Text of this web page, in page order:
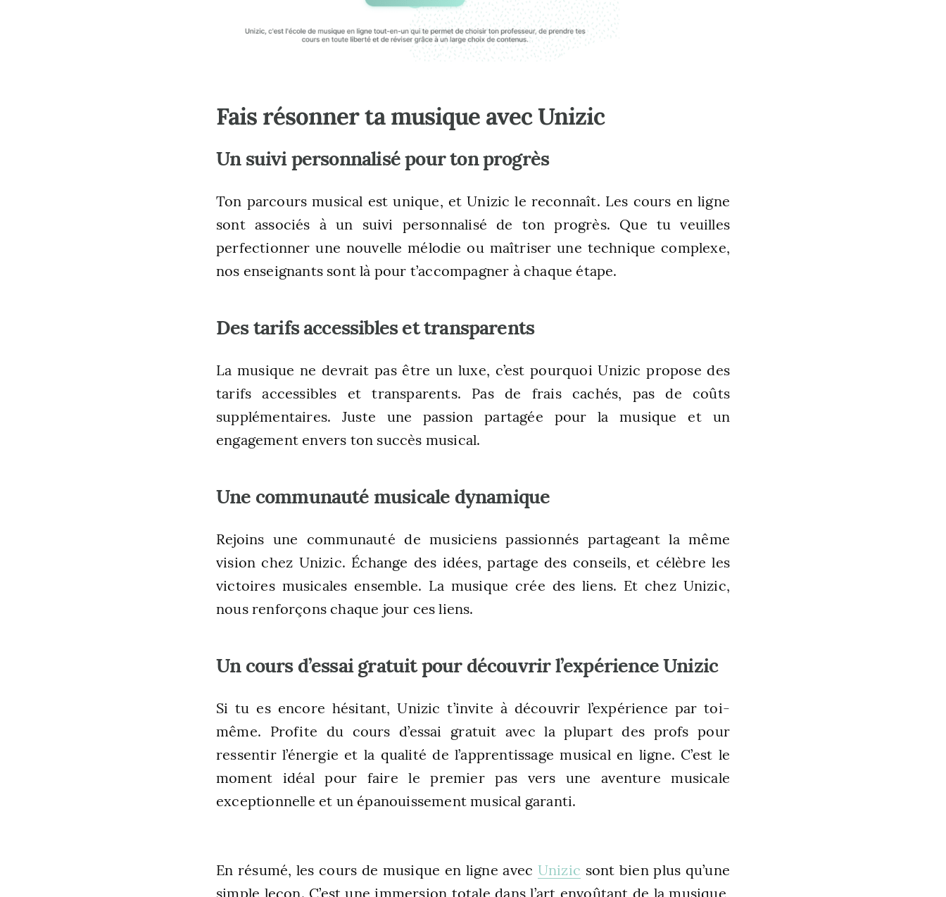
Fais résonner ta musique avec Unizic
Un suivi personnalisé pour ton progrès
Ton parcours musical est unique, et Unizic le reconnaît. Les cours en ligne
sont associés à un suivi personnalisé de ton progrès. Que tu veuilles
perfectionner une nouvelle mélodie ou maîtriser une technique complexe,
nos enseignants sont là pour t’accompagner à chaque étape.
Des tarifs accessibles et transparents
La musique ne devrait pas être un luxe, c’est pourquoi Unizic propose des
tarifs accessibles et transparents. Pas de frais cachés, pas de coûts
supplémentaires. Juste une passion partagée pour la musique et un
engagement envers ton succès musical.
Une communauté musicale dynamique
Rejoins une communauté de musiciens passionnés partageant la même
vision chez Unizic. Échange des idées, partage des conseils, et célèbre les
victoires musicales ensemble. La musique crée des liens. Et chez Unizic,
nous renforçons chaque jour ces liens.
Un cours d’essai gratuit pour découvrir l’expérience Unizic
Si tu es encore hésitant, Unizic t’invite à découvrir l’expérience par toi-
même. Profite du cours d’essai gratuit avec la plupart des profs pour
ressentir l’énergie et la qualité de l’apprentissage musical en ligne. C’est le
moment idéal pour faire le premier pas vers une aventure musicale
exceptionnelle et un épanouissement musical garanti.
En résumé, les cours de musique en ligne avec Unizic sont bien plus qu’une
simple leçon. C’est une immersion totale dans l’art envoûtant de la musique,